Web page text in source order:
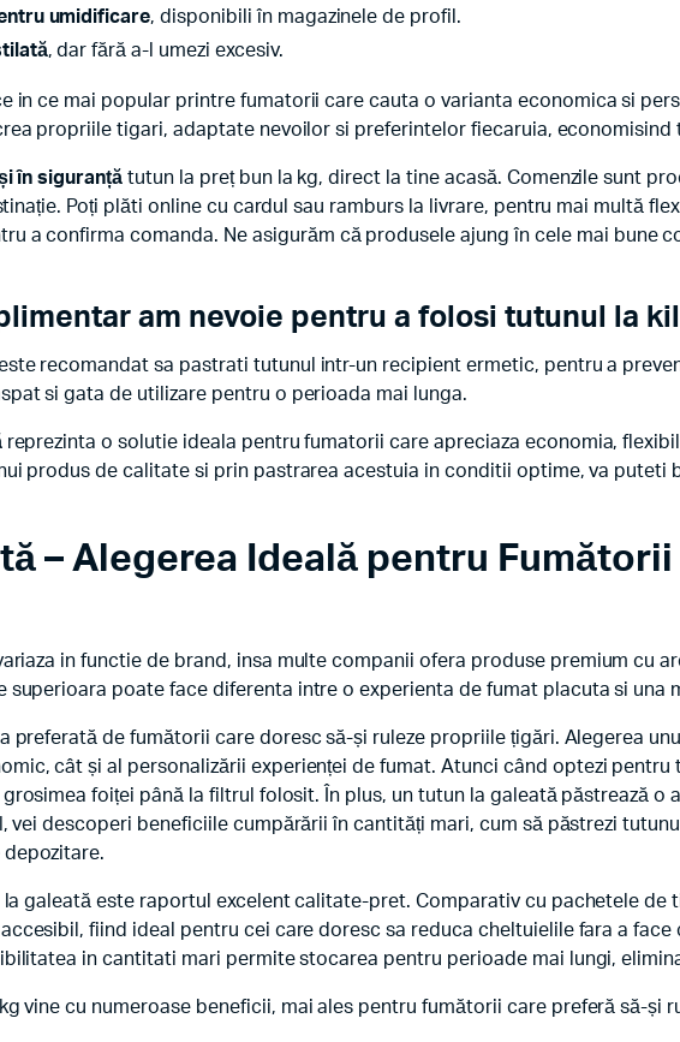
umidificare, disponibili în magazinele de profil.
, dar fără a-l umezi excesiv.
in ce mai popular printre fumatorii care cauta o varianta economica si
propriile tigari, adaptate nevoilor si preferintelor fiecaruia, economisind
în siguranță tutun la preț bun la kg, direct la tine acasă. Comenzile sunt
Poți plăti online cu cardul sau ramburs la livrare, pentru mai multă
a confirma comanda. Ne asigurăm că produsele ajung în cele mai bune
am nevoie pentru a folosi tutunul la
recomandat sa pastrati tutunul intr-un recipient ermetic, pentru a
si gata de utilizare pentru o perioada mai lunga.
reprezinta o solutie ideala pentru fumatorii care apreciaza economia,
produs de calitate si prin pastrarea acestuia in conditii optime, va puteti
– Alegerea Ideală pentru
in functie de brand, insa multe companii ofera produse premium cu
superioara poate face diferenta intre o experienta de fumat placuta si una
preferată de fumătorii care doresc să-și ruleze propriile țigări. Alegerea
cât și al personalizării experienței de fumat. Atunci când optezi pentru
grosimea foiței până la filtrul folosit. În plus, un tutun la galeată păstrează o
vei descoperi beneficiile cumpărării în cantități mari, cum să păstrezi
galeată este raportul excelent calitate-pret. Comparativ cu pachetele de
fiind ideal pentru cei care doresc sa reduca cheltuielile fara a
in cantitati mari permite stocarea pentru perioade mai lungi,
vine cu numeroase beneficii, mai ales pentru fumătorii care preferă să-și